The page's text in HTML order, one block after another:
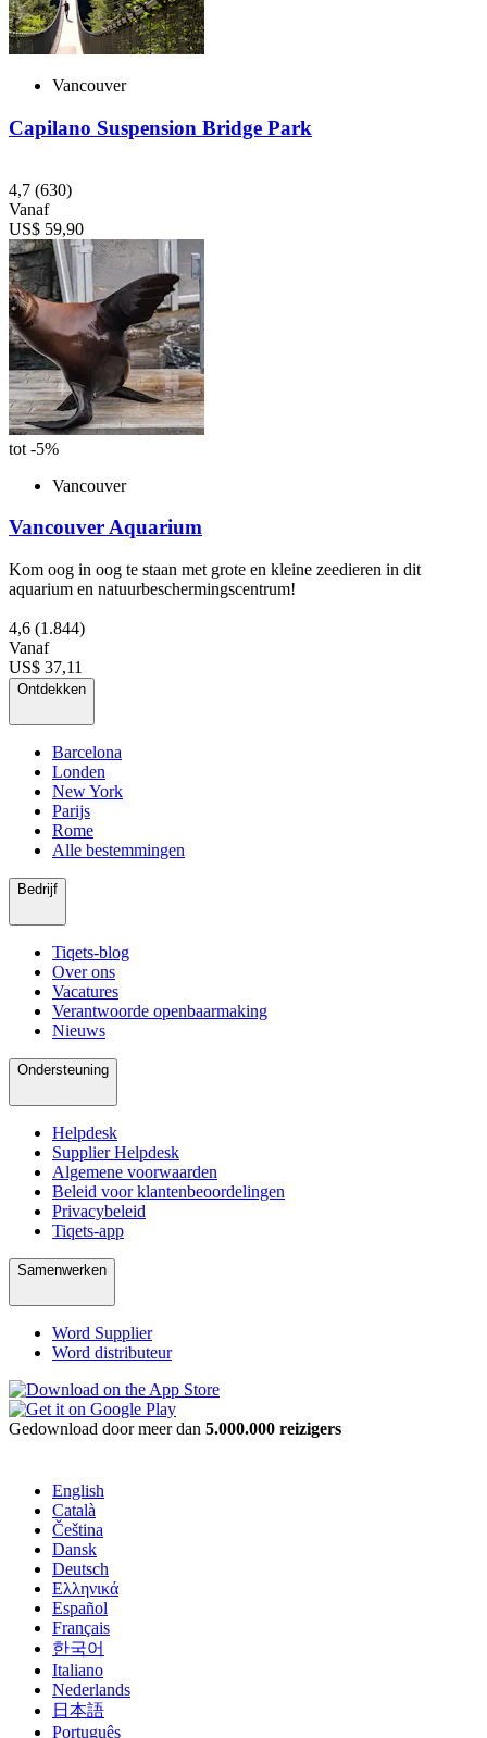
Vancouver
Capilano Suspension Bridge Park
4,7 (630)
Vanaf
US$ 59,90
tot -5%
Vancouver
Vancouver Aquarium
Kom oog in oog te staan met grote en kleine zeedieren in dit
aquarium en natuurbeschermingscentrum!
4,6 (1.844)
Vanaf
US$ 37,11
Ontdekken
Barcelona
Londen
New York
Parijs
Rome
Alle bestemmingen
Bedrijf
Tiqets-blog
Over ons
Vacatures
Verantwoorde openbaarmaking
Nieuws
Ondersteuning
Helpdesk
Supplier Helpdesk
Algemene voorwaarden
Beleid voor klantenbeoordelingen
Privacybeleid
Tiqets-app
Samenwerken
Word Supplier
Word distributeur
Gedownload door meer dan 5.000.000 reizigers
English
Català
Čeština
Dansk
Deutsch
Ελληνικά
Español
Français
한국어
Italiano
Nederlands
日本語
Português